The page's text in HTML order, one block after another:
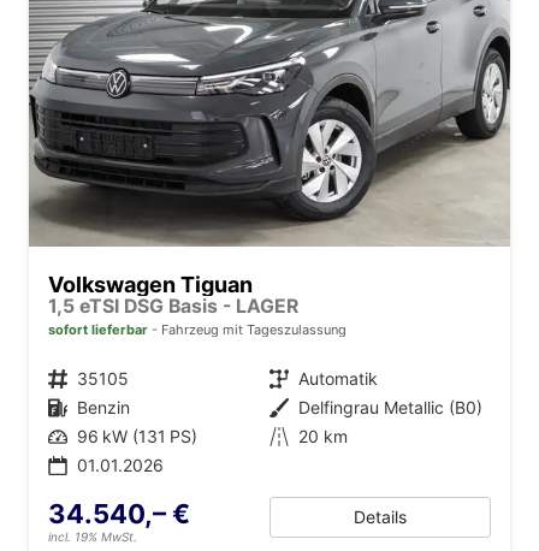
Volkswagen Tiguan
1,5 eTSI DSG Basis - LAGER
sofort lieferbar Fahrzeug mit Tageszulassung
Fahrzeugnr. 35105 Getriebe Automatik
Kraftstoff Benzin Außenfarbe Delfingrau Metallic (B0)
Leistung 96 kW (131 PS) Kilometerstand 20 km
01.01.2026
34.540,– €
incl. 19% MwSt.
Details